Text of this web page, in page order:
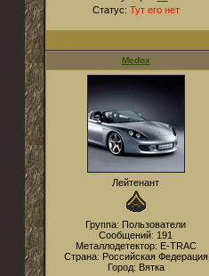
Статус: Тут его нет
Medox
Лейтенант
Группа: Пользователи
Сообщений: 191
Металлодетектор: E-TRAC
Страна: Российская Федерация
Город: Вятка